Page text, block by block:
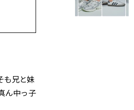
も兄と妹
ん中っ子